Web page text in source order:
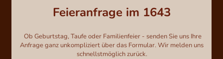
Feieranfrage im 1643
Anfrage ganz unkompliziert über das Formular. Wir melden uns
schnellstmöglich zurück.